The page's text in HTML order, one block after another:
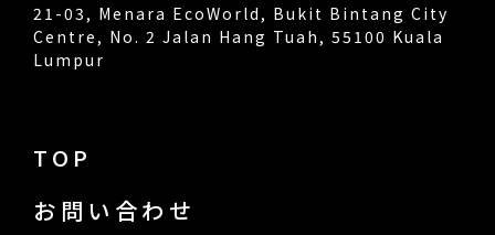
21-03, Menara EcoWorld, Bukit Bintang City
Centre, No. 2 Jalan Hang Tuah, 55100 Kuala
Lumpur
TOP
お問い合わせ